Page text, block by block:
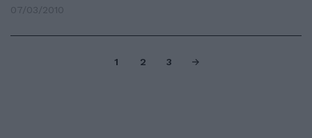
07/03/2010
1 2 3